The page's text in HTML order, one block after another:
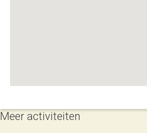
Meer activiteiten